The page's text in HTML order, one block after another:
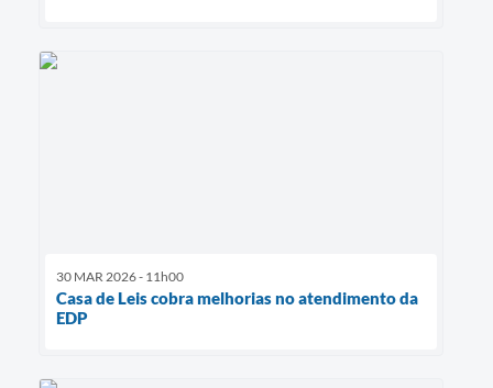
30 MAR 2026 - 11h00
Casa de Leis cobra melhorias no atendimento da
EDP